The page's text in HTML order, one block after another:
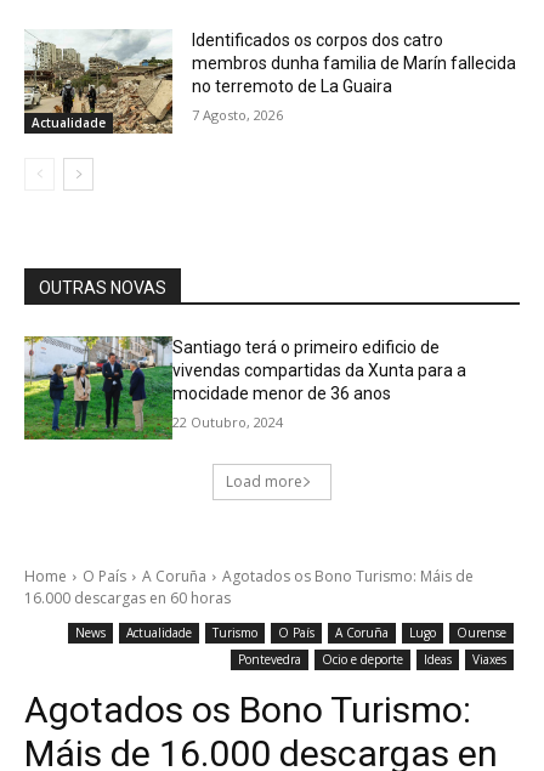
Actualidade
Identificados os corpos dos catro
membros dunha familia de Marín fallecida
no terremoto de La Guaira
7 Agosto, 2026
OUTRAS NOVAS
Santiago terá o primeiro edificio de
vivendas compartidas da Xunta para a
mocidade menor de 36 anos
22 Outubro, 2024
Load more